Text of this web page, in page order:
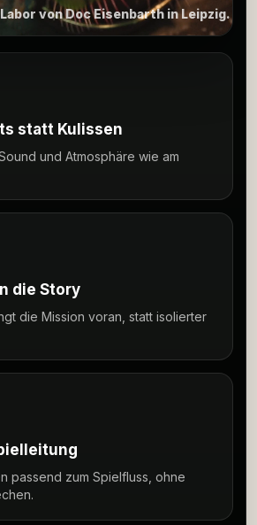
von Doc Eisenbarth in Leipzig.
statt Kulissen
und Atmosphäre wie am
die Story
die Mission voran, statt isolierter
passend zum Spielfluss, ohne